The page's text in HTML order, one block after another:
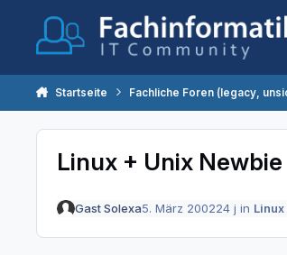
Startseite Fachliche Foren (legacy,
Linux + Unix
Gast Solexa5. März 200224 j in Linux